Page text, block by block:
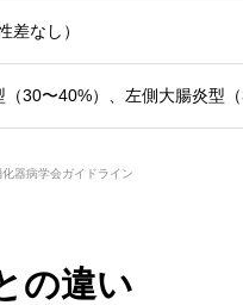
差なし）
（30〜40%）、左側大腸炎型
器病学会ガイドライン
の違い